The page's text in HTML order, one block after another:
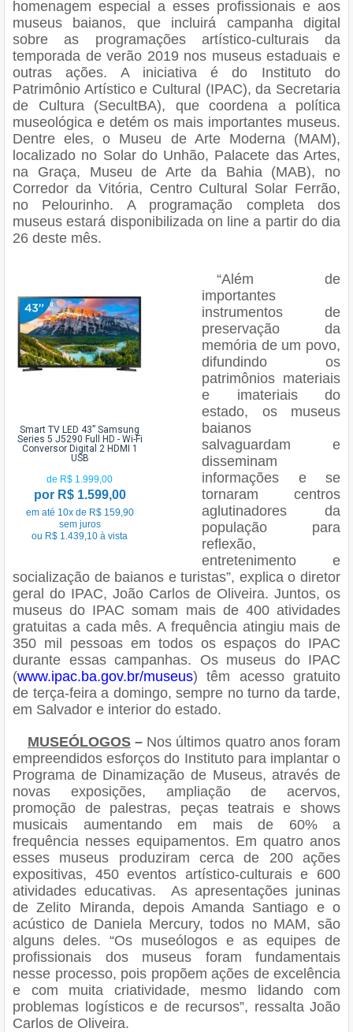
homenagem especial a esses profissionais e aos
museus baianos, que incluirá campanha digital
sobre as programações artístico-culturais da
temporada de verão 2019 nos museus estaduais e
outras ações. A iniciativa é do Instituto do
Patrimônio Artístico e Cultural (IPAC), da Secretaria
de Cultura (SecultBA), que coordena a política
museológica e detém os mais importantes museus.
Dentre eles, o Museu de Arte Moderna (MAM),
localizado no Solar do Unhão, Palacete das Artes,
na Graça, Museu de Arte da Bahia (MAB), no
Corredor da Vitória, Centro Cultural Solar Ferrão,
no Pelourinho. A programação completa dos
museus estará disponibilizada on line a partir do dia
26 deste mês.
Smart TV LED 43” Samsung
Series 5 J5290 Full HD - Wi-Fi
Conversor Digital 2 HDMI 1
USB
de R$ 1.999,00
por R$ 1.599,00
em até 10x de R$ 159,90
sem juros
ou R$ 1.439,10 à vista
“Além de
importantes
instrumentos de
preservação da
memória de um povo,
difundindo os
patrimônios materiais
e imateriais do
estado, os museus
baianos
salvaguardam e
disseminam
informações e se
tornaram centros
aglutinadores da
população para
reflexão,
entretenimento e
socialização de baianos e turistas”, explica o diretor
geral do IPAC, João Carlos de Oliveira. Juntos, os
museus do IPAC somam mais de 400 atividades
gratuitas a cada mês. A frequência atingiu mais de
350 mil pessoas em todos os espaços do IPAC
durante essas campanhas. Os museus do IPAC
(www.ipac.ba.gov.br/museus) têm acesso gratuito
de terça-feira a domingo, sempre no turno da tarde,
em Salvador e interior do estado.
MUSEÓLOGOS– Nos últimos quatro anos foram
empreendidos esforços do Instituto para implantar o
Programa de Dinamização de Museus, através de
novas exposições, ampliação de acervos,
promoção de palestras, peças teatrais e shows
musicais aumentando em mais de 60% a
frequência nesses equipamentos. Em quatro anos
esses museus produziram cerca de 200 ações
expositivas, 450 eventos artístico-culturais e 600
atividades educativas. As apresentações juninas
de Zelito Miranda, depois Amanda Santiago e o
acústico de Daniela Mercury, todos no MAM, são
alguns deles. “Os museólogos e as equipes de
profissionais dos museus foram fundamentais
nesse processo, pois propõem ações de excelência
e com muita criatividade, mesmo lidando com
problemas logísticos e de recursos”, ressalta João
Carlos de Oliveira.